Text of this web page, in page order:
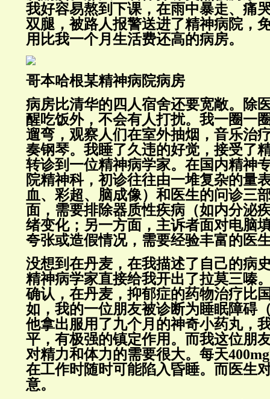
我好容易熬到下课，在雨中暴走、痛
双腿，被路人报警送进了精神病院，
用比我一个月生活费还高的病房。
哥本哈根某精神病院病房
病房比清华的四人宿舍还要宽敞。除
醒吃饭外，不会有人打扰。我一圈一
遛弯，观察人们在室外抽烟，音乐治
奏钢琴。我睡了久违的好觉，接受了
转诊到一位精神病学家。在国内精神
院精神科，初诊往往由一堆复杂的量
血、彩超、脑成像）和医生的问诊三
面，需要排除器质性疾病（如内分泌
绪变化；另一方面，主诉者面对电脑
夸张或造假情况，需要经验丰富的医
没想到在丹麦，在我描述了自己的病
精神病学家直接给我开出了拉莫三嗪
确认，在丹麦，抑郁症的药物治疗比
如，我的一位朋友被诊断为睡眠障碍
他拿出服用了九个月的神奇小药丸，
平，有极强的镇定作用。而我这位朋
对精力和体力的需要很大。每天
在工作时随时可能陷入昏睡。而医生
意。